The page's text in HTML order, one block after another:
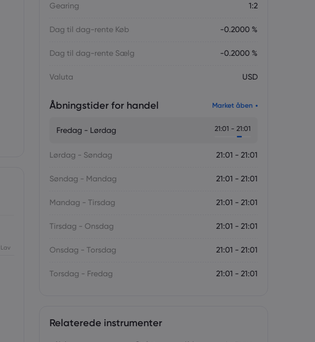
Lav
Gearing 1:2
Dag til dag-rente Køb -0.2000 %
Dag til dag-rente Sælg -0.2000 %
Valuta USD
Åbningstider for handel Market åben
Fredag - Lørdag 21:01 - 21:01
Lørdag - Søndag 21:01 - 21:01
Søndag - Mandag 21:01 - 21:01
Mandag - Tirsdag 21:01 - 21:01
Tirsdag - Onsdag 21:01 - 21:01
Onsdag - Torsdag 21:01 - 21:01
Torsdag - Fredag 21:01 - 21:01
Relaterede instrumenter